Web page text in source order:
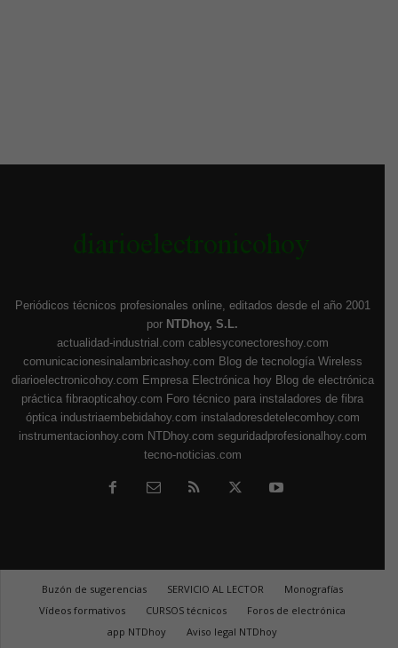
Periódicos técnicos profesionales online, editados desde el año 2001
por NTDhoy, S.L.
actualidad-industrial.com cablesyconectoreshoy.com
comunicacionesinalambricashoy.com Blog de tecnología Wireless
diarioelectronicohoy.com Empresa Electrónica hoy Blog de electrónica
práctica fibraopticahoy.com Foro técnico para instaladores de fibra
óptica industriaembebidahoy.com instaladoresdetelecomhoy.com
instrumentacionhoy.com NTDhoy.com seguridadprofesionalhoy.com
tecno-noticias.com
Buzón de sugerencias SERVICIO AL LECTOR
Monografías
Vídeos formativos
CURSOS técnicos
Foros de electrónica
app NTDhoy
Aviso legal NTDhoy